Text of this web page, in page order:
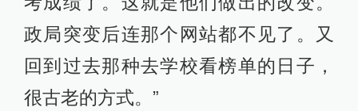
政局突变后连那个网站都不见了。又
回到过去那种去学校看榜单的日子，
很古老的方式。”